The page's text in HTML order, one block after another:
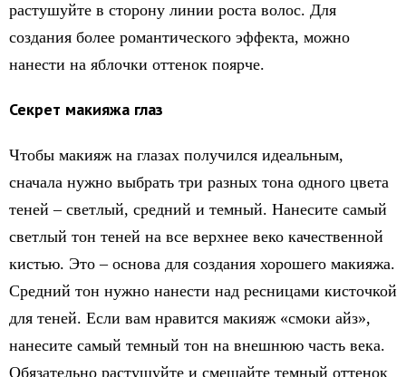
растушуйте в сторону линии роста волос. Для
создания более романтического эффекта, можно
нанести на яблочки оттенок поярче.
Секрет макияжа глаз
Чтобы макияж на глазах получился идеальным,
сначала нужно выбрать три разных тона одного цвета
теней – светлый, средний и темный. Нанесите самый
светлый тон теней на все верхнее веко качественной
кистью. Это – основа для создания хорошего макияжа.
Средний тон нужно нанести над ресницами кисточкой
для теней. Если вам нравится макияж «смоки айз»,
нанесите самый темный тон на внешнюю часть века.
Обязательно растушуйте и смешайте темный оттенок